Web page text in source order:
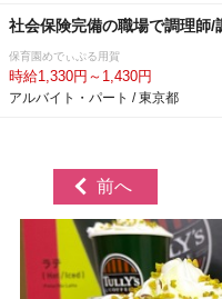
社会保険完備の職場で調理師/
保育園めでぃぷる用賀
時給1,330円～1,430円
アルバイト・パート / 東京都
前へ